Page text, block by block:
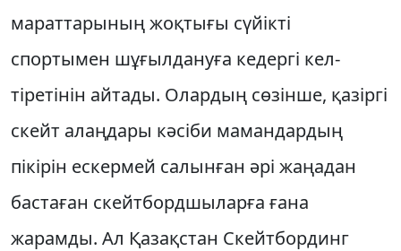
мараттарының жоқтығы сүйікті
спортымен шұғылдануға кедергі кел­
тіретінін айтады. Олардың сөзін­ше, қазіргі
скейт алаңдары кәсіби ма­ман­дардың
пікірін ескермей салынған әрі жаңадан
бастаған скейтборд­шы­ларға ғана
жарамды. Ал Қазақстан Скейт­бординг